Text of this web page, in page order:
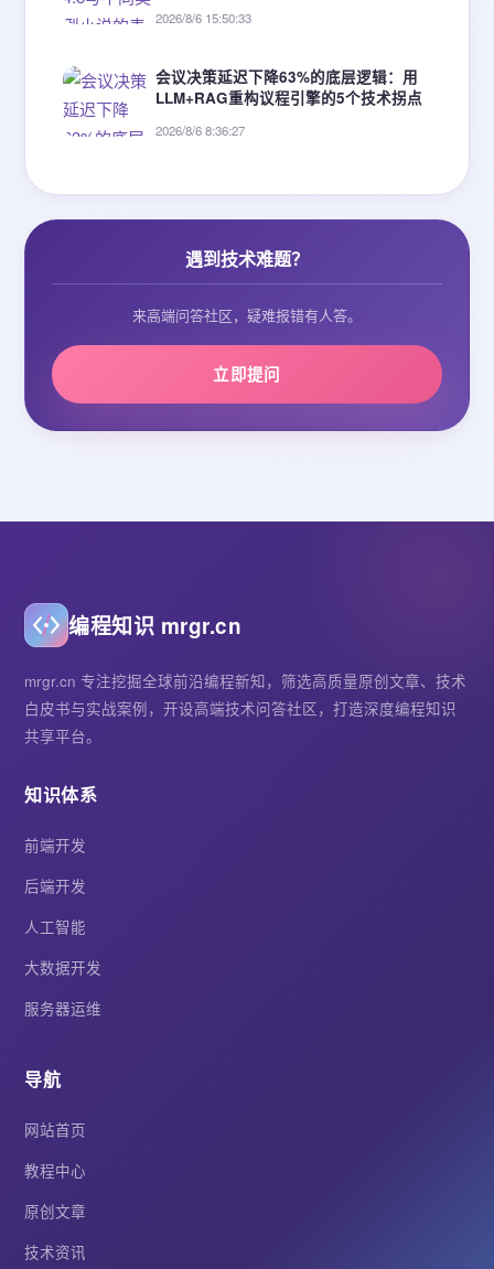
2026/8/6 15:50:33
会议决策延迟下降63%的底层逻辑：用
LLM+RAG重构议程引擎的5个技术拐点
2026/8/6 8:36:27
遇到技术难题？
来高端问答社区，疑难报错有人答。
立即提问
编程知识 mrgr.cn
mrgr.cn 专注挖掘全球前沿编程新知，筛选高质量原创文章、技术
白皮书与实战案例，开设高端技术问答社区，打造深度编程知识
共享平台。
知识体系
前端开发
后端开发
人工智能
大数据开发
服务器运维
导航
网站首页
教程中心
原创文章
技术资讯